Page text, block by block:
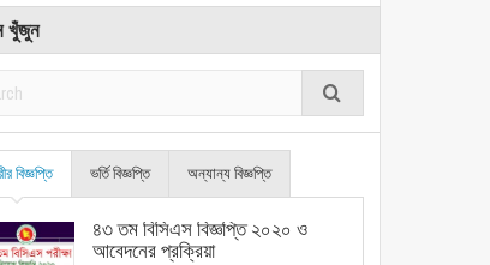
খুঁজুন
বিজ্ঞপ্তি ভর্তি বিজ্ঞপ্তি অন্যান্য বিজ্ঞপ্তি
৪৩ তম বিসিএস বিজ্ঞপ্তি ২০২০ ও
আবেদনের প্রক্রিয়া